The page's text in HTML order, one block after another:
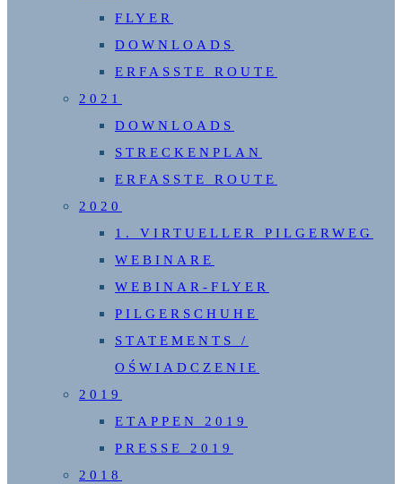
FLYER
DOWNLOADS
ERFASSTE ROUTE
2021
DOWNLOADS
STRECKENPLAN
ERFASSTE ROUTE
2020
1. VIRTUELLER PILGERWEG
WEBINARE
WEBINAR-FLYER
PILGERSCHUHE
STATEMENTS /
OŚWIADCZENIE
2019
ETAPPEN 2019
PRESSE 2019
2018